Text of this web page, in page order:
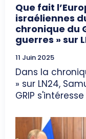
Que fait
israéliennes
chronique du
guerres » sur
11 Juin 2025
Dans la
» sur LN24,
GRIP